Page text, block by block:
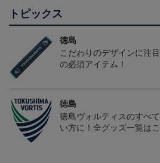
トピックス
徳島
こだわりのデザインに注
の必須アイテム！
徳島
徳島ヴォルティスのすべ
い方に！全グッズ一覧はこ